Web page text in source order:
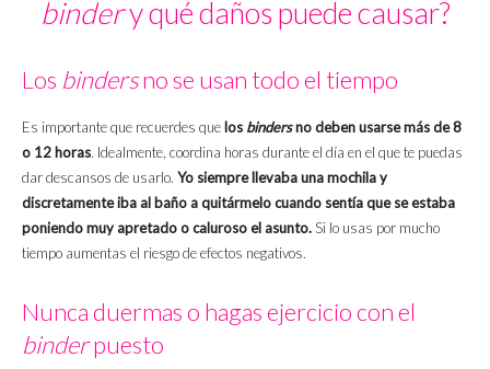
bindery qué daños puede causar?
Los bindersno se usan todo el tiempo
Es importante que recuerdes que los bindersno deben usarse más de 8
o 12 horas. Idealmente, coordina horas durante el día en el que te puedas
dar descansos de usarlo. Yo siempre llevaba una mochila y
discretamente iba al baño a quitármelo cuando sentía que se estaba
poniendo muy apretado o caluroso el asunto. Si lo usas por mucho
tiempo aumentas el riesgo de efectos negativos.
Nunca duermas o hagas ejercicio con el
binderpuesto